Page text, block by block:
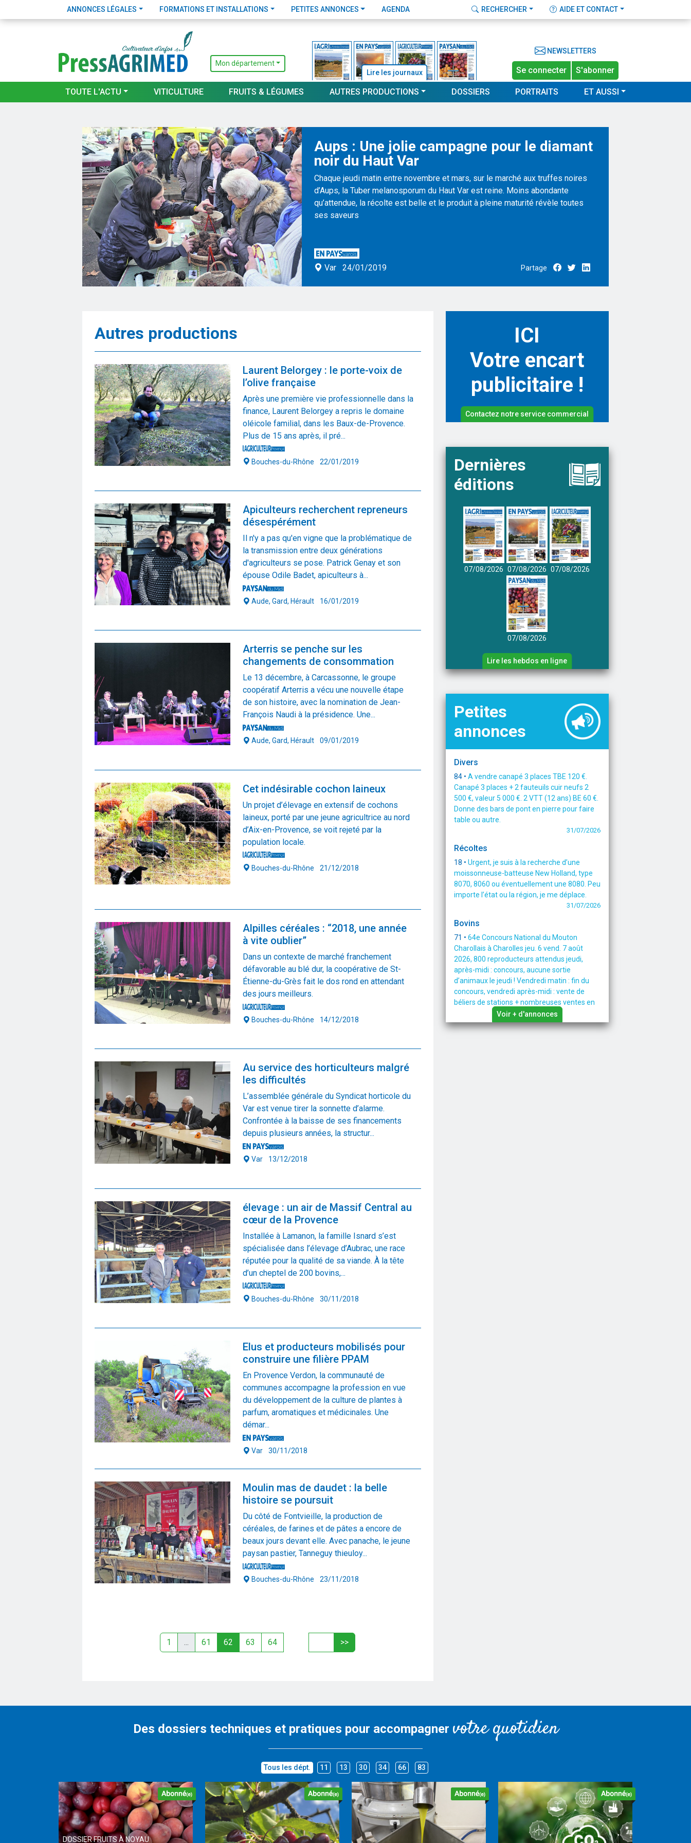
ANNONCES LÉGALES FORMATIONS ET INSTALLATIONS PETITES ANNONCES AGENDA RECHERCHER AIDE ET CONTACT
Mon département
Lire les journaux
NEWSLETTERS
Se connecter S'abonner
TOUTE L'ACTU VITICULTURE FRUITS & LÉGUMES AUTRES PRODUCTIONS DOSSIERS PORTRAITS ET AUSSI
Aups : Une jolie campagne pour le diamant
noir du Haut Var
Chaque jeudi matin entre novembre et mars, sur le marché aux truffes noires
d’Aups, la Tuber melanosporum du Haut Var est reine. Moins abondante
qu’attendue, la récolte est belle et le produit à pleine maturité révèle toutes
ses saveurs
Var 24/01/2019 Partage
Autres productions
Laurent Belorgey : le porte-voix de
l’olive française
Après une première vie professionnelle dans la
finance, Laurent Belorgey a repris le domaine
oléicole familial, dans les Baux-de-Provence.
Plus de 15 ans après, il pré...
Bouches-du-Rhône 22/01/2019
Apiculteurs recherchent repreneurs
désespérément
Il n'y a pas qu'en vigne que la problématique de
la transmission entre deux générations
d'agriculteurs se pose. Patrick Genay et son
épouse Odile Badet, apiculteurs à...
Aude, Gard, Hérault 16/01/2019
Arterris se penche sur les
changements de consommation
Le 13 décembre, à Carcassonne, le groupe
coopératif Arterris a vécu une nouvelle étape
de son histoire, avec la nomination de Jean-
François Naudi à la présidence. Une...
Aude, Gard, Hérault 09/01/2019
Cet indésirable cochon laineux
Un projet d’élevage en extensif de cochons
laineux, porté par une jeune agricultrice au nord
d’Aix-en-Provence, se voit rejeté par la
population locale.
Bouches-du-Rhône 21/12/2018
Alpilles céréales : “2018, une année
à vite oublier”
Dans un contexte de marché franchement
défavorable au blé dur, la coopérative de St-
Étienne-du-Grès fait le dos rond en attendant
des jours meilleurs.
Bouches-du-Rhône 14/12/2018
Au service des horticulteurs malgré
les difficultés
L’assemblée générale du Syndicat horticole du
Var est venue tirer la sonnette d’alarme.
Confrontée à la baisse de ses financements
depuis plusieurs années, la structur...
Var 13/12/2018
élevage : un air de Massif Central au
cœur de la Provence
Installée à Lamanon, la famille Isnard s’est
spécialisée dans l’élevage d’Aubrac, une race
réputée pour la qualité de sa viande. À la tête
d’un cheptel de 200 bovins,...
Bouches-du-Rhône 30/11/2018
Elus et producteurs mobilisés pour
construire une filière PPAM
En Provence Verdon, la communauté de
communes accompagne la profession en vue
du développement de la culture de plantes à
parfum, aromatiques et médicinales. Une
démar...
Var 30/11/2018
Moulin mas de daudet : la belle
histoire se poursuit
Du côté de Fontvieille, la production de
céréales, de farines et de pâtes a encore de
beaux jours devant elle. Avec panache, le jeune
paysan pastier, Tanneguy thieuloy...
Bouches-du-Rhône 23/11/2018
1 ... 61 62 63 64
ICI
Votre encart
publicitaire !
Contactez notre service commercial
Dernières
éditions
07/08/2026 07/08/2026 07/08/2026
07/08/2026
Lire les hebdos en ligne
Petites
annonces
Divers
84 • A vendre canapé 3 places TBE 120 €.
Canapé 3 places + 2 fauteuils cuir neufs 2
500 €, valeur 5 000 €. 2 VTT (12 ans) BE 60 €.
Donne des bars de pont en pierre pour faire
table ou autre.
31/07/2026
Récoltes
18 • Urgent, je suis à la recherche d’une
moissonneuse-batteuse New Holland, type
8070, 8060 ou éventuellement une 8080. Peu
importe l’état ou la région, je me déplace.
31/07/2026
Bovins
71 • 64e Concours National du Mouton
Charollais à Charolles jeu. 6 vend. 7 août
2026, 800 reproducteurs attendus jeudi,
après-midi : concours, aucune sortie
d’animaux le jeudi ! Vendredi matin : fin du
concours, vendredi après-midi : vente de
béliers de stations + nombreuses ventes en
case (béliers, agnelles). Nouveau le vendredi
exposition/vente de taureaux avec la Société
Voir + d'annonces
Des dossiers techniques et pratiques pour accompagner votre quotidien
Tous les dépt. 11 13 30 34 66 83
DOSSIER FRUITS À NOYAU